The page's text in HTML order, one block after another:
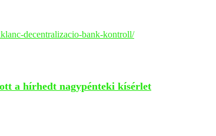
decentralizacio-bank-kontroll/
a hírhedt nagypénteki kísérlet